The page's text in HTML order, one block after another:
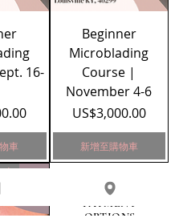
16-
車
Beginner
Microblading
Course |
November 4-6
價格
US$3,000.00
新增至購物車
PACKAGE
PAYMENT